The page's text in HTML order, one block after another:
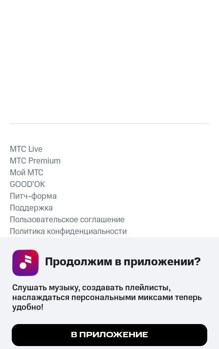
СКАЧАТЬ ПРИЛОЖЕНИЕ
MTС Live
MTС Premium
Мой МТС
GOOD’OK
Питч-форма
Поддержка
Пользовательское соглашение
Политика конфиденциальности
психотропных веществ, их аналогов причиняет вред здоровью,
их незаконный оборот запрещён и влечёт установленную
законодательством ответственность.
Мы используем куки, чтобы на сайте все
Подробнее
Слушать музыку, создавать плейлисты,
наслаждаться персональными миксами теперь
удобно!
В ПРИЛОЖЕНИЕ